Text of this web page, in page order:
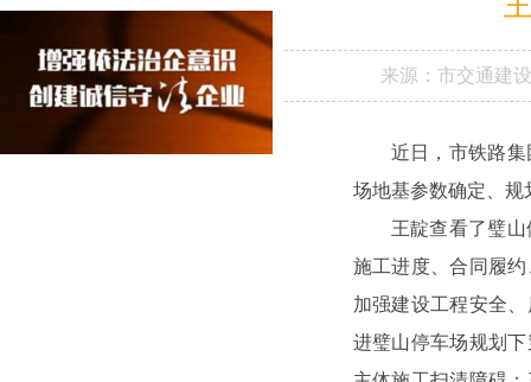
来源： 市交通建
近日，市铁路
场地基参数确定、规
王靛查看了璧
施工进度、合同履
加强建设工程安全
进璧山停车场规划